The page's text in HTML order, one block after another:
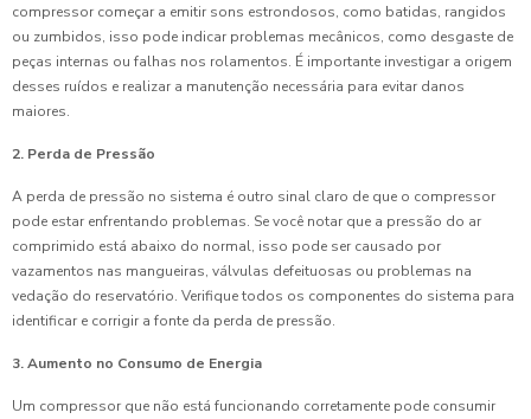
compressor começar a emitir sons estrondosos, como batidas, rangidos
ou zumbidos, isso pode indicar problemas mecânicos, como desgaste de
peças internas ou falhas nos rolamentos. É importante investigar a origem
desses ruídos e realizar a manutenção necessária para evitar danos
maiores.
2. Perda de Pressão
A perda de pressão no sistema é outro sinal claro de que o compressor
pode estar enfrentando problemas. Se você notar que a pressão do ar
comprimido está abaixo do normal, isso pode ser causado por
vazamentos nas mangueiras, válvulas defeituosas ou problemas na
vedação do reservatório. Verifique todos os componentes do sistema para
identificar e corrigir a fonte da perda de pressão.
3. Aumento no Consumo de Energia
Um compressor que não está funcionando corretamente pode consumir